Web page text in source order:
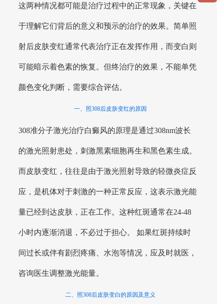
这两种情况都可能是治疗过程中的正常现象，关键在
于理解它们背后的意义和预示的治疗的效果。简单照
射后皮肤变红通常代表治疗正在发挥作用，而变白则
可能暗示着色素的恢复。但终治疗的效果，不能单凭
颜色变化判断，需要综合评估。
一、照308后皮肤变红的原因
308准分子激光治疗白癜风的原理是通过308nm波长
的激光照射患处，刺激黑素细胞再生和黑色素生成。
而皮肤变红，往往是由于激光照射导致的轻微炎症反
应，是机体对于刺激的一种正常反应，这表示激光能
量已经到达皮肤，正在工作。这种红斑通常在24-48
小时内逐渐消退，不必过于担心。 如果红斑持续时
间过长或伴有剧烈疼痛、水泡等情况，应及时就医，
咨询医生调整激光能量。
二、照308后皮肤变白的原因及意义